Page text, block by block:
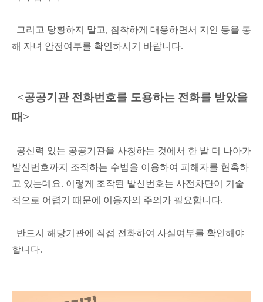
그리고 당황하지 말고, 침착하게 대응하면서 지인 등을 통
해 자녀 안전여부를 확인하시기 바랍니다.
<공공기관 전화번호를 도용하는 전화를 받았을
때>
공신력 있는 공공기관을 사칭하는 것에서 한 발 더 나아가
발신번호까지 조작하는 수법을 이용하여 피해자를 현혹하
고 있는데요. 이렇게 조작된 발신번호는 사전차단이 기술
적으로 어렵기 때문에 이용자의 주의가 필요합니다.
반드시 해당기관에 직접 전화하여 사실여부를 확인해야
합니다.